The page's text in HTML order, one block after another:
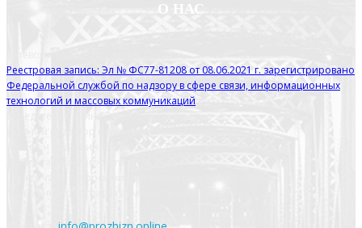
О НАС
Реестровая запись: Эл № ФС77-81208 от 08.06.2021 г. зарегистрировано
Федеральной службой по надзору в сфере связи, информационных
технологий и массовых коммуникаций